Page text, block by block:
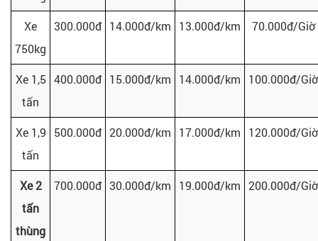
Xe
750kg
300.000đ 14.000đ/km 13.000đ/km 70.000đ/Giờ
Xe 1,5
tấn
400.000đ 15.000đ/km 14.000đ/km 100.000đ/Giờ
Xe 1,9
tấn
500.000đ 20.000đ/km 17.000đ/km 120.000đ/Giờ
Xe 2
tấn
thùng
700.000đ 30.000đ/km 19.000đ/km 200.000đ/Giờ